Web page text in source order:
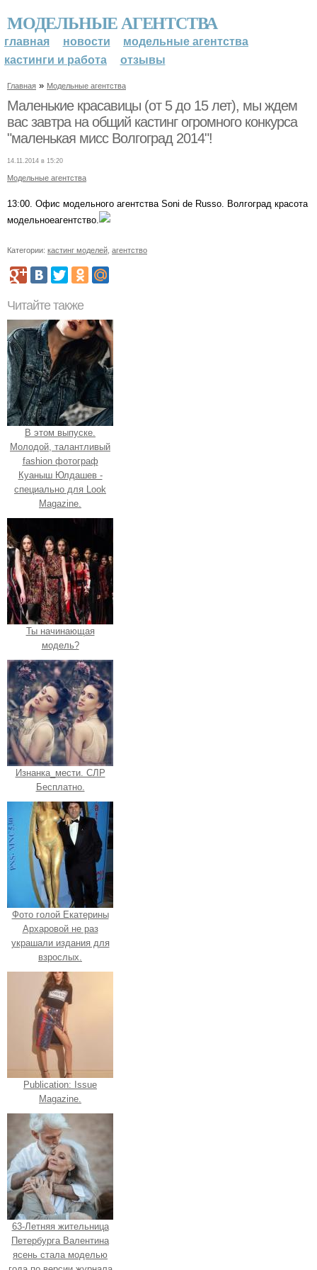
МОДЕЛЬНЫЕ АГЕНТСТВА
главная новости
модельные агентства
кастинги и работа
отзывы
Главная » Модельные агентства
Маленькие красавицы (от 5 до 15 лет), мы ждем
вас завтра на общий кастинг огромного конкурса
"маленькая мисс Волгоград 2014"!
14.11.2014 в 15:20
Модельные агентства
13:00. Офис модельного агентства Soni de Russo. Волгоград красота
модельноеагентство.
Категории: кастинг моделей агентство
Читайте также
В этом выпуске.
Молодой, талантливый
fashion фотограф
Куаныш Юлдашев -
специально для Look
Magazine.
Ты начинающая
модель?
Изнанка_мести. СЛР
Бесплатно.
Фото голой Екатерины
Архаровой не раз
украшали издания для
взрослых.
Publication: Issue
Magazine.
63-Летняя жительница
Петербурга Валентина
ясень стала моделью